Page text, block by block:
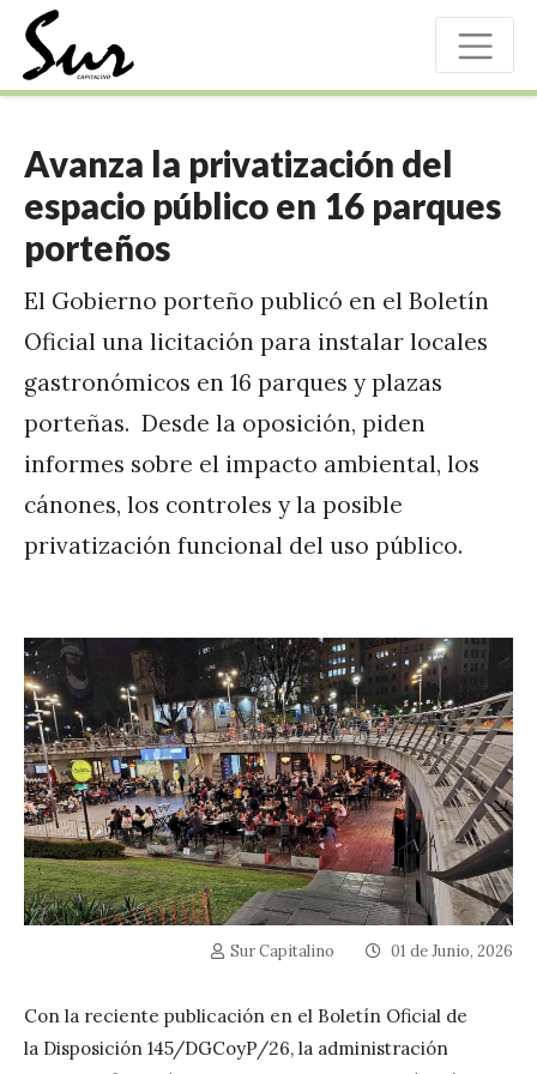
Avanza la privatización del
espacio público en 16 parques
porteños
El Gobierno porteño publicó en el Boletín
Oficial una licitación para instalar locales
gastronómicos en 16 parques y plazas
porteñas. Desde la oposición, piden
informes sobre el impacto ambiental, los
cánones, los controles y la posible
privatización funcional del uso público.
Sur Capitalino 01 de Junio, 2026
Con la reciente publicación en el Boletín Oficial de
la Disposición 145/DGCoyP/26, la administración